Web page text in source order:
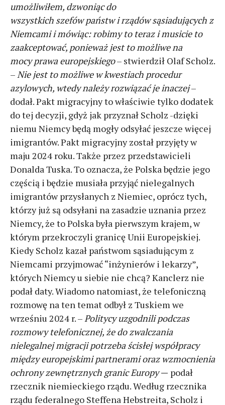
umożliwiłem, dzwoniąc do
wszystkich szefów państw i rządów sąsiadujących z
Niemcami i mówiąc: robimy to teraz i musicie to
zaakceptować, ponieważ jest to możliwe na
mocy prawa europejskiego– stwierdził Olaf Scholz.
–Nie jest to możliwe w kwestiach procedur
azylowych, wtedy należy rozwiązać je inaczej–
dodał. Pakt migracyjny to właściwie tylko dodatek
do tej decyzji, gdyż jak przyznał Scholz -dzięki
niemu Niemcy będą mogły odsyłać jeszcze więcej
imigrantów. Pakt migracyjny został przyjęty w
maju 2024 roku. Także przez przedstawicieli
Donalda Tuska. To oznacza, że Polska będzie jego
częścią i będzie musiała przyjąć nielegalnych
imigrantów przysłanych z Niemiec, oprócz tych,
którzy już są odsyłani na zasadzie uznania przez
Niemcy, że to Polska była pierwszym krajem, w
którym przekroczyli granicę Unii Europejskiej.
Kiedy Scholz kazał państwom sąsiadującym z
Niemcami przyjmować “inżynierów i lekarzy”,
których Niemcy u siebie nie chcą? Kanclerz nie
podał daty. Wiadomo natomiast, że telefoniczną
rozmowę na ten temat odbył z Tuskiem we
wrześniu 2024 r. –Politycy uzgodnili podczas
rozmowy telefonicznej, że do zwalczania
nielegalnej migracji potrzeba ścisłej współpracy
między europejskimi partnerami oraz wzmocnienia
ochrony zewnętrznych granic Europy— podał
rzecznik niemieckiego rządu. Według rzecznika
rządu federalnego Steffena Hebstreita, Scholz i